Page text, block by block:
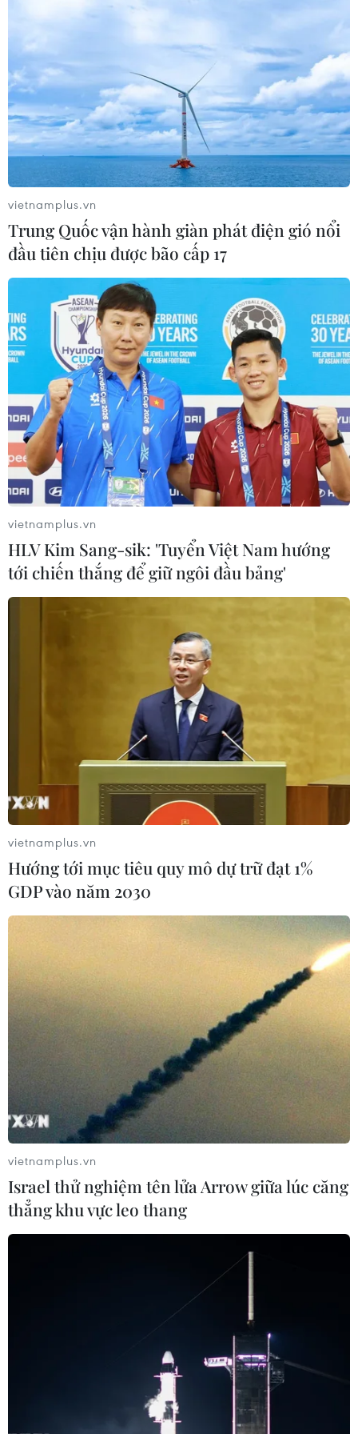
TIN CÙNG CHUYÊN MỤC
Italy và Hy Lạp trở thành điểm nóng
của virus Tây sông Nile
06/08/2026 13:24
NATO ưu tiên đẩy nhanh chuyển
Thắt chặt tình hữu nghị sắt son giữa
các cựu chuyên gia quân sự Nga với
vietnamplus.vn
Trung Quốc vận hành giàn phát điện gió nổi
đầu tiên chịu được bão cấp 17
vietnamplus.vn
HLV Kim Sang-sik: 'Tuyển Việt Nam hướng
tới chiến thắng để giữ ngôi đầu bảng'
vietnamplus.vn
Hướng tới mục tiêu quy mô dự trữ đạt 1%
GDP vào năm 2030
vietnamplus.vn
Israel thử nghiệm tên lửa Arrow giữa lúc căng
thẳng khu vực leo thang